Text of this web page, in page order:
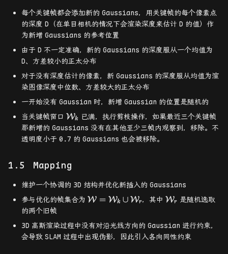
每个关键帧都会添加新的 Gaussians，用关键帧的每个像素点
的深度 D （在单目相机的情况下会渲染深度来估计 D 的值）作
为新增 Gaussians 的参考位置
由于 D 不一定准确，新的 Gaussians 的深度服从一个均值为
D、方差较小的正太分布
对于没有深度估计的像素，新 Gaussians 的深度服从均值为渲
染图像深度中位数、方差较大的正太分布
一开始没有 Gaussian 时，新增 Gaussian 的位置是随机的
当关键帧窗口 \mathcal{W}_k
Wk
已满，执行剪枝操作，如果最近三个关键帧
那新增的 Gaussians 没有在其他至少三帧内观察到，移除。不
透明度小于 0.7 的 Gaussians 也会被移除。
Mapping
维护一个协调的 3D 结构并优化新插入的 Gaussians
参与优化的帧集合为 \mathcal{W}=\mathcal{W}_k
W = Wk ∪ Wr，其中 \mathcal{W}_r
Wr
是随机选取
的两个旧帧
3D 高斯渲染过程中没有对沿光线方向的 Gaussian 进行约束，
会导致 SLAM 过程中出现伪影，因此引入各向同性约束